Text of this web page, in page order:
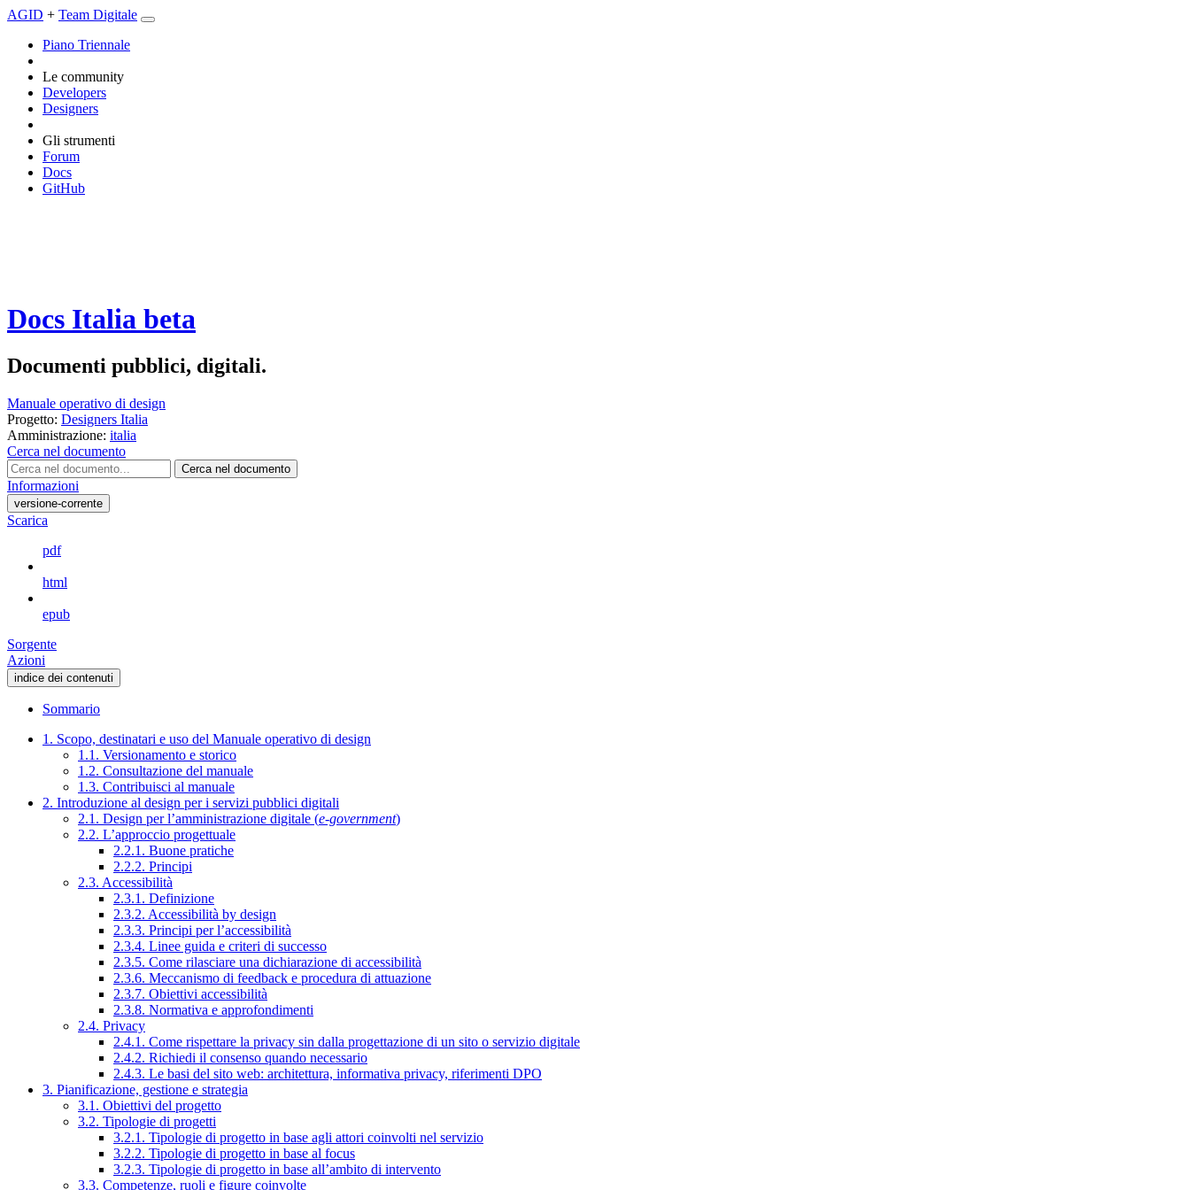
AGID + Team Digitale
Piano Triennale
Le community
Developers
Designers
Gli strumenti
Forum
Docs
GitHub
Docs Italia beta
Documenti pubblici, digitali.
Manuale operativo di design
Progetto: Designers Italia
Amministrazione: italia
Cerca nel documento
Cerca nel documento
Informazioni
versione-corrente
Scarica
pdf
html
epub
Sorgente
Azioni
indice dei contenuti
Sommario
1. Scopo, destinatari e uso del Manuale operativo di design
1.1. Versionamento e storico
1.2. Consultazione del manuale
1.3. Contribuisci al manuale
2. Introduzione al design per i servizi pubblici digitali
2.1. Design per l’amministrazione digitale (e-government)
2.2. L’approccio progettuale
2.2.1. Buone pratiche
2.2.2. Principi
2.3. Accessibilità
2.3.1. Definizione
2.3.2. Accessibilità by design
2.3.3. Principi per l’accessibilità
2.3.4. Linee guida e criteri di successo
2.3.5. Come rilasciare una dichiarazione di accessibilità
2.3.6. Meccanismo di feedback e procedura di attuazione
2.3.7. Obiettivi accessibilità
2.3.8. Normativa e approfondimenti
2.4. Privacy
2.4.1. Come rispettare la privacy sin dalla progettazione di un sito o servizio digitale
2.4.2. Richiedi il consenso quando necessario
2.4.3. Le basi del sito web: architettura, informativa privacy, riferimenti DPO
3. Pianificazione, gestione e strategia
3.1. Obiettivi del progetto
3.2. Tipologie di progetti
3.2.1. Tipologie di progetto in base agli attori coinvolti nel servizio
3.2.2. Tipologie di progetto in base al focus
3.2.3. Tipologie di progetto in base all’ambito di intervento
3.3. Competenze, ruoli e figure coinvolte